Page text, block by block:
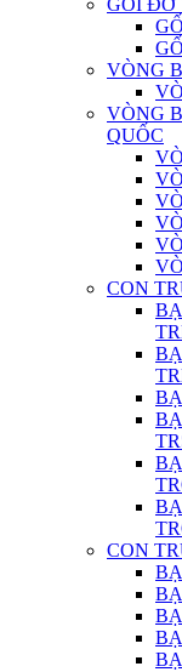
GỐI ĐỠ
VÒNG
VÒNG
QUỐC
CON
CON